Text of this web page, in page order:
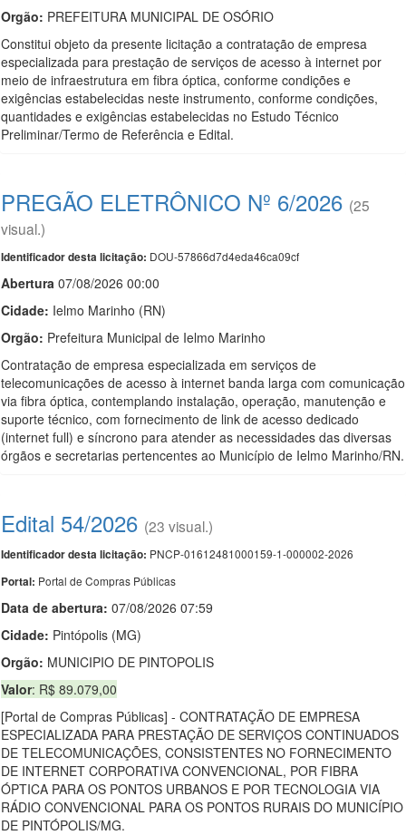
Orgão: PREFEITURA MUNICIPAL DE OSÓRIO
Constitui objeto da presente licitação a contratação de empresa
especializada para prestação de serviços de acesso à internet por
meio de infraestrutura em fibra óptica, conforme condições e
exigências estabelecidas neste instrumento, conforme condições,
quantidades e exigências estabelecidas no Estudo Técnico
Preliminar/Termo de Referência e Edital.
PREGÃO ELETRÔNICO Nº 6/2026 (25
visual.)
Identificador desta licitação: DOU-57866d7d4eda46ca09cf
Abertura 07/08/2026 00:00
Cidade: Ielmo Marinho (RN)
Orgão: Prefeitura Municipal de Ielmo Marinho
Contratação de empresa especializada em serviços de
telecomunicações de acesso à internet banda larga com comunicação
via fibra óptica, contemplando instalação, operação, manutenção e
suporte técnico, com fornecimento de link de acesso dedicado
(internet full) e síncrono para atender as necessidades das diversas
órgãos e secretarias pertencentes ao Município de Ielmo Marinho/RN.
Edital 54/2026 (23 visual.)
Identificador desta licitação: PNCP-01612481000159-1-000002-2026
Portal: Portal de Compras Públicas
Data de abertura: 07/08/2026 07:59
Cidade: Pintópolis (MG)
Orgão: MUNICIPIO DE PINTOPOLIS
Valor: R$ 89.079,00
[Portal de Compras Públicas] - CONTRATAÇÃO DE EMPRESA
ESPECIALIZADA PARA PRESTAÇÃO DE SERVIÇOS CONTINUADOS
DE TELECOMUNICAÇÕES, CONSISTENTES NO FORNECIMENTO
DE INTERNET CORPORATIVA CONVENCIONAL, POR FIBRA
ÓPTICA PARA OS PONTOS URBANOS E POR TECNOLOGIA VIA
RÁDIO CONVENCIONAL PARA OS PONTOS RURAIS DO MUNICÍPIO
DE PINTÓPOLIS/MG.